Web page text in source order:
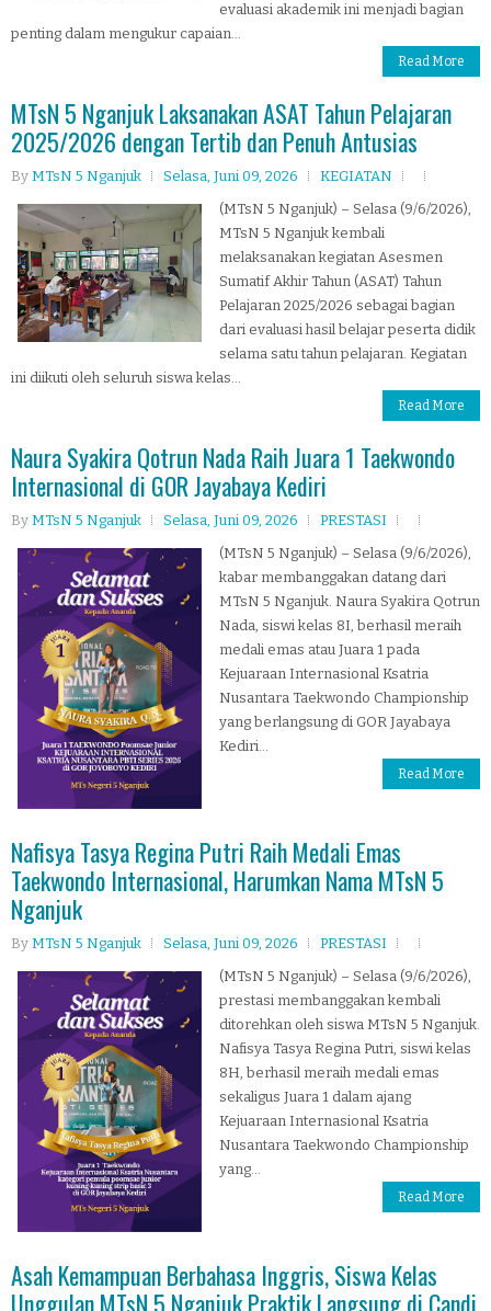
evaluasi akademik ini menjadi bagian
penting dalam mengukur capaian...
Read More
MTsN 5 Nganjuk Laksanakan ASAT Tahun Pelajaran
2025/2026 dengan Tertib dan Penuh Antusias
By MTsN 5 Nganjuk Selasa, Juni 09, 2026
KEGIATAN
(MTsN 5 Nganjuk) – Selasa (9/6/2026),
MTsN 5 Nganjuk kembali
melaksanakan kegiatan Asesmen
Sumatif Akhir Tahun (ASAT) Tahun
Pelajaran 2025/2026 sebagai bagian
dari evaluasi hasil belajar peserta didik
selama satu tahun pelajaran. Kegiatan
ini diikuti oleh seluruh siswa kelas...
Read More
Naura Syakira Qotrun Nada Raih Juara 1 Taekwondo
Internasional di GOR Jayabaya Kediri
By MTsN 5 Nganjuk Selasa, Juni 09, 2026
PRESTASI
(MTsN 5 Nganjuk) – Selasa (9/6/2026),
kabar membanggakan datang dari
MTsN 5 Nganjuk. Naura Syakira Qotrun
Nada, siswi kelas 8I, berhasil meraih
medali emas atau Juara 1 pada
Kejuaraan Internasional Ksatria
Nusantara Taekwondo Championship
yang berlangsung di GOR Jayabaya
Kediri...
Read More
Nafisya Tasya Regina Putri Raih Medali Emas
Taekwondo Internasional, Harumkan Nama MTsN 5
Nganjuk
By MTsN 5 Nganjuk Selasa, Juni 09, 2026
PRESTASI
(MTsN 5 Nganjuk) – Selasa (9/6/2026),
prestasi membanggakan kembali
ditorehkan oleh siswa MTsN 5 Nganjuk.
Nafisya Tasya Regina Putri, siswi kelas
8H, berhasil meraih medali emas
sekaligus Juara 1 dalam ajang
Kejuaraan Internasional Ksatria
Nusantara Taekwondo Championship
yang...
Read More
Asah Kemampuan Berbahasa Inggris, Siswa Kelas
Unggulan MTsN 5 Nganjuk Praktik Langsung di Candi